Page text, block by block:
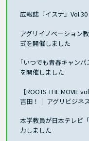
広報誌『イスナ』
アグリイノベーション
式を開催しました
｢いつでも青春キャン
を開催しました
【ROOTS THE MOVIE
吉田！｜ アグリビジネ
本学教員が日本テレビ
力しました